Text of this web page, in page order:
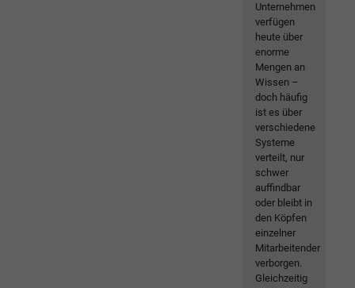
Unternehmen
verfügen
heute über
enorme
Mengen an
Wissen –
doch häufig
ist es über
verschiedene
Systeme
verteilt, nur
schwer
auffindbar
oder bleibt in
den Köpfen
einzelner
Mitarbeitender
verborgen.
Gleichzeitig